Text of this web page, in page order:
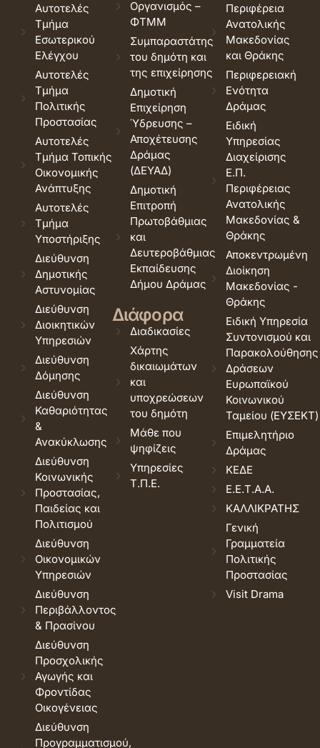
Αυτοτελές
Τμήμα
Εσωτερικού
Ελέγχου
Αυτοτελές
Τμήμα
Πολιτικής
Προστασίας
Αυτοτελές
Τμήμα Τοπικής
Οικονομικής
Ανάπτυξης
Αυτοτελές
Τμήμα
Υποστήριξης
Διεύθυνση
Δημοτικής
Αστυνομίας
Διεύθυνση
Διοικητικών
Υπηρεσιών
Διεύθυνση
Δόμησης
Διεύθυνση
Καθαριότητας
&
Ανακύκλωσης
Διεύθυνση
Κοινωνικής
Προστασίας,
Παιδείας και
Πολιτισμού
Διεύθυνση
Οικονομικών
Υπηρεσιών
Διεύθυνση
Περιβάλλοντος
& Πρασίνου
Διεύθυνση
Προσχολικής
Αγωγής και
Φροντίδας
Οικογένειας
Διεύθυνση
Προγραμματισμού,
Οργανισμός –
ΦΤΜΜ
Συμπαραστάτης
του δημότη και
της επιχείρησης
Δημοτική
Επιχείρηση
Ύδρευσης –
Αποχέτευσης
Δράμας
(ΔΕΥΑΔ)
Δημοτική
Επιτροπή
Πρωτοβάθμιας
και
Δευτεροβάθμιας
Εκπαίδευσης
Δήμου Δράμας
Διάφορα
Διαδικασίες
Χάρτης
δικαιωμάτων
και
υποχρεώσεων
του δημότη
Μάθε που
ψηφίζεις
Υπηρεσίες
Τ.Π.Ε.
Περιφέρεια
Ανατολικής
Μακεδονίας
και Θράκης
Περιφερειακή
Ενότητα
Δράμας
Ειδική
Υπηρεσίας
Διαχείρισης
Ε.Π.
Περιφέρειας
Ανατολικής
Μακεδονίας &
Θράκης
Αποκεντρωμένη
Διοίκηση
Μακεδονίας -
Θράκης
Ειδική Υπηρεσία
Συντονισμού και
Παρακολούθησης
Δράσεων
Ευρωπαϊκού
Κοινωνικού
Ταμείου (ΕΥΣΕΚΤ)
Επιμελητήριο
Δράμας
ΚΕΔΕ
Ε.Ε.Τ.Α.Α.
ΚΑΛΛΙΚΡΑΤΗΣ
Γενική
Γραμματεία
Πολιτικής
Προστασίας
Visit Drama